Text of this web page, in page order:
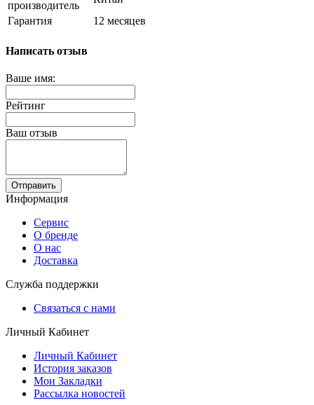
производитель
Гарантия
12 месяцев
Написать отзыв
Ваше имя:
Рейтинг
Ваш отзыв
Отправить
Информация
Сервис
О бренде
О нас
Доставка
Служба поддержки
Связаться с нами
Личный Кабинет
Личный Кабинет
История заказов
Мои Закладки
Рассылка новостей